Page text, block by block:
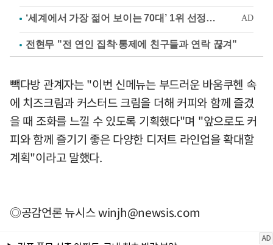
전현무 "전 연인 집착·통제에 친구들과 연락 끊겨"
빽다방 관계자는 "이번 신메뉴는 부드러운 바움쿠헨 속
에 치즈크림과 커스터드 크림을 더해 커피와 함께 즐겼
을 때 조화를 느낄 수 있도록 기획했다"며 "앞으로도 커
피와 함께 즐기기 좋은 다양한 디저트 라인업을 확대할
계획"이라고 말했다.
◎공감언론 뉴시스winjh@newsis.com